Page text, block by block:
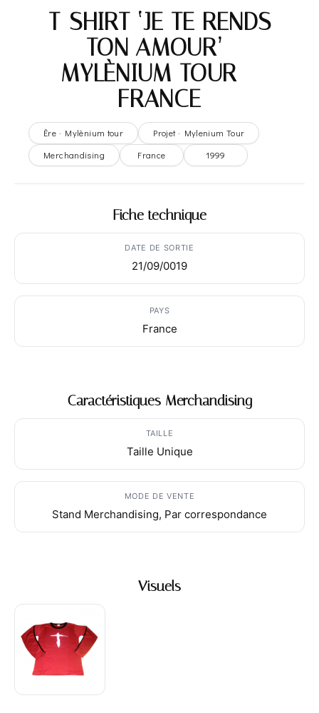
T-SHIRT ‘JE TE RENDS
TON AMOUR’-
MYLÈNIUM TOUR –
FRANCE
Ère · Mylènium tour
Projet · Mylenium Tour
Merchandising
France 1999
Fiche technique
DATE DE SORTIE
21/09/0019
PAYS
France
Caractéristiques Merchandising
TAILLE
Taille Unique
MODE DE VENTE
Stand Merchandising, Par correspondance
Visuels